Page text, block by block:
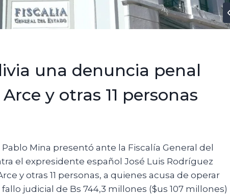
una denuncia penal
y otras 11 personas
Mina presentó ante la Fiscalía General del
el expresidente español José Luis Rodríguez
y otras 11 personas, a quienes acusa de operar
judicial de Bs 744,3 millones ($us 107 millones)